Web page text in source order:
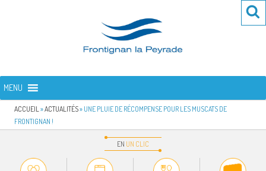
FRONTIGNAN LA PEYRADE
MENU
ACCUEIL »ACTUALITÉS» UNE PLUIE DE RÉCOMPENSE POUR LES MUSCATS DE
FRONTIGNAN !
EN UN CLIC